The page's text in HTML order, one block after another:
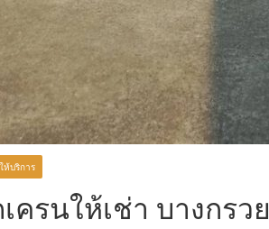
บริการ
ครนให้เช่า บางกรวย